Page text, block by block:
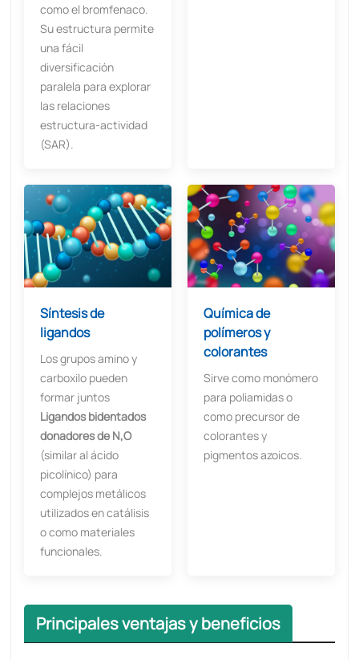
como el bromfenaco.
Su estructura permite
una fácil
diversificación
paralela para explorar
las relaciones
estructura-actividad
(SAR).
Síntesis de
ligandos
Los grupos amino y
carboxilo pueden
formar juntos
Ligandos bidentados
donadores de N,O​
(similar al ácido
picolínico) para
complejos metálicos
utilizados en catálisis
o como materiales
funcionales.
Química de
polímeros y
colorantes
Sirve como monómero
para poliamidas o
como precursor de
colorantes y
pigmentos azoicos.
Principales ventajas y beneficios